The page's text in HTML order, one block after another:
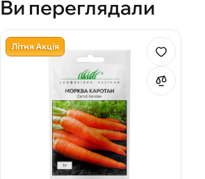
Ви переглядали
Літня Акція